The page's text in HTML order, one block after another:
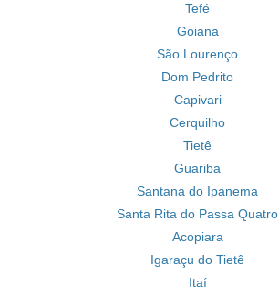
Tefé
Goiana
São Lourenço
Dom Pedrito
Capivari
Cerquilho
Tietê
Guariba
Santana do Ipanema
Santa Rita do Passa Quatro
Acopiara
Igaraçu do Tietê
Itaí